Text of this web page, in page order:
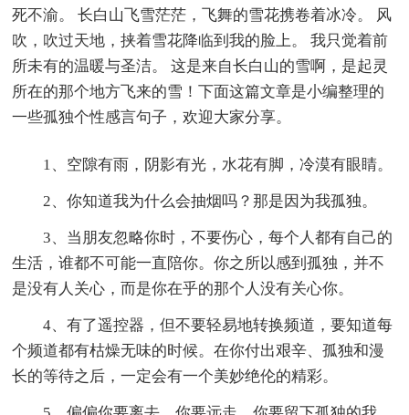
死不渝。 长白山飞雪茫茫，飞舞的雪花携卷着冰冷。 风
吹，吹过天地，挟着雪花降临到我的脸上。 我只觉着前
所未有的温暖与圣洁。 这是来自长白山的雪啊，是起灵
所在的那个地方飞来的雪！下面这篇文章是小编整理的
一些孤独个性感言句子，欢迎大家分享。
1、空隙有雨，阴影有光，水花有脚，冷漠有眼睛。
2、你知道我为什么会抽烟吗？那是因为我孤独。
3、当朋友忽略你时，不要伤心，每个人都有自己的
生活，谁都不可能一直陪你。你之所以感到孤独，并不
是没有人关心，而是你在乎的那个人没有关心你。
4、有了遥控器，但不要轻易地转换频道，要知道每
个频道都有枯燥无味的时候。在你付出艰辛、孤独和漫
长的等待之后，一定会有一个美妙绝伦的精彩。